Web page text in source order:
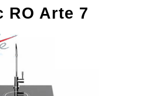
RO Arte 7